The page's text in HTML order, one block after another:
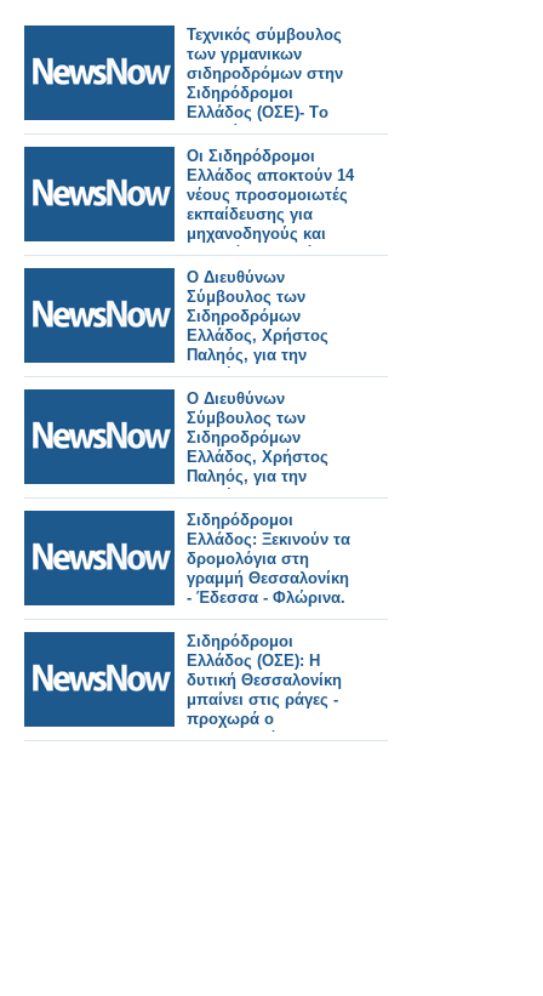
Τεχνικός σύμβουλος
των γρμανικων
σιδηροδρόμων στην
Σιδηρόδρομοι
Ελλάδος (ΟΣΕ)- Tο
αντικείμενο της
συνεργασίας.
Οι Σιδηρόδρομοι
Ελλάδος αποκτούν 14
νέους προσομοιωτές
εκπαίδευσης για
μηχανοδηγούς και
σταθμάρχες εντός του
2026
Ο Διευθύνων
Σύμβουλος των
Σιδηροδρόμων
Ελλάδος, Χρήστος
Παληός, για την
επανέναρξη των
δρομολογίων προς
την Φλώρινα.
Ο Διευθύνων
Σύμβουλος των
Σιδηροδρόμων
Ελλάδος, Χρήστος
Παληός, για την
επανέναρξη των
δρομολογίων προς
την Φλώρινα.
Σιδηρόδρομοι
Ελλάδος: Ξεκινούν τα
δρομολόγια στη
γραμμή Θεσσαλονίκη
- Έδεσσα - Φλώρινα.
Σιδηρόδρομοι
Ελλάδος (ΟΣΕ): Η
δυτική Θεσσαλονίκη
μπαίνει στις ράγες -
προχωρά ο
Προαστιακός και η